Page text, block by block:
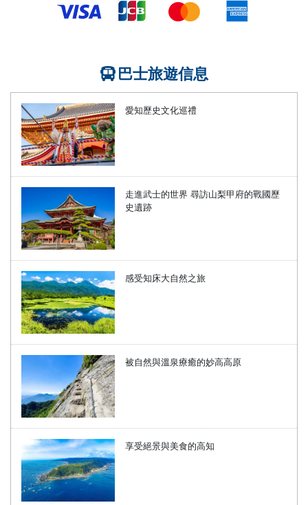
巴士旅遊信息
愛知歷史文化巡禮
走進武士的世界 尋訪山梨甲府的戰國歷
史遺跡
感受知床大自然之旅
被自然與溫泉療癒的妙高高原
享受絕景與美食的高知